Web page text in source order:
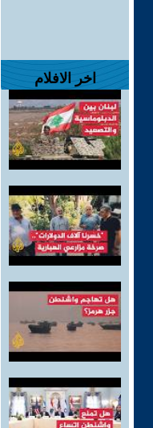
اخر الافلام